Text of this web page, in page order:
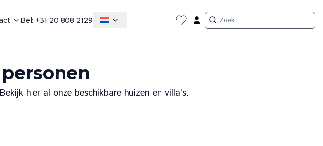
Bel: +31 20 808 2129
hier al onze beschikbare huizen en villa’s.